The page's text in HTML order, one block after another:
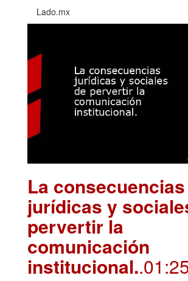
Lado.mx
La consecuencias
jurídicas y
pervertir la
comunicación
institucional.